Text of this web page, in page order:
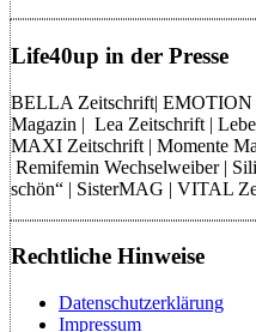
Life40up in der Presse
BELLA Zeitschrift| EMOTION
Magazin | Lea Zeitschrift |
MAXI Zeitschrift | Momente
Remifemin Wechselweiber |
schön“ | SisterMAG | VITAL
Rechtliche Hinweise
Datenschutzerklärung
Impressum